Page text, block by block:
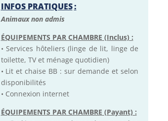
INFOS PRATIQUES:
Animaux non admis
ÉQUIPEMENTS PAR CHAMBRE (Inclus) :
• Services hôteliers (linge de lit, linge de
toilette, TV et ménage quotidien)
• Lit et chaise BB : sur demande et selon
disponibilités
• Connexion internet
ÉQUIPEMENTS PAR CHAMBRE (Payant) :